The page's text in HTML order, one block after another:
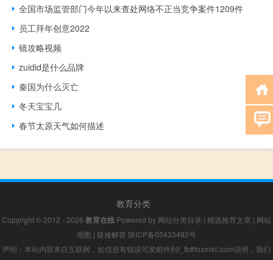
全国市场监管部门今年以来查处网络不正当竞争案件1209件
员工拜年创意2022
镜攻略视频
zuidid是什么品牌
秦国为什么灭亡
冬天宝宝几
春节太原天气如何描述
教育分类
Copyright © 2012 - 2026 教育在线 Powered by 网站分类目录 | 精选推荐文章 | 网站
地图 | 疑难解答 陕ICP备05433492号
声明：本站内容来自互联网，如信息有错误可发邮件到f_fb#foxmail.com说明，我们